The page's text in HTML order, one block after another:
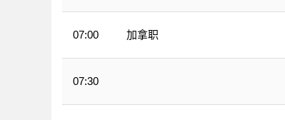
07:00 加拿职
07:30